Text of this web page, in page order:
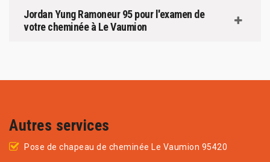
Jordan Yung Ramoneur 95 pour l'examen de
votre cheminée à Le Vaumion
Autres services
Pose de chapeau de cheminée Le Vaumion 95420